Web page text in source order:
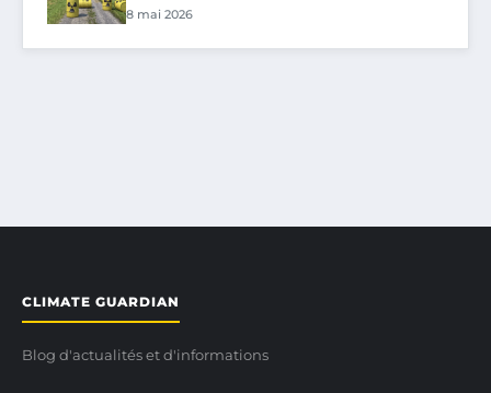
8 mai 2026
CLIMATE GUARDIAN
Blog d'actualités et d'informations